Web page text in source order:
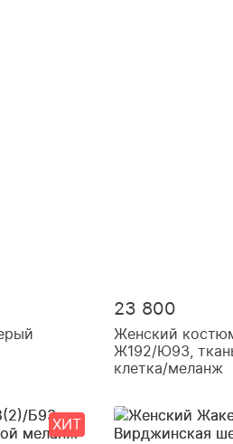
23 800
Женский
Ж192/Ю93,
клетка/меланж
ХИТ